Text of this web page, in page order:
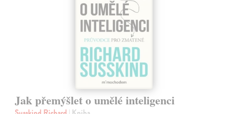
Jak přemýšlet o umělé inteligenci